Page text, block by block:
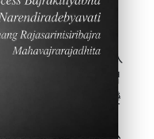
部提供五年級至八
教學及完善的學習
年生理及心理蛻變
個中學部的個體，